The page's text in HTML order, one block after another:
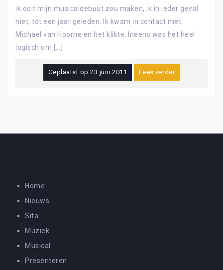
ik ooit mijn musicaldebuut zou maken, ik in ieder geval
niet, tot een jaar geleden. Ik kwam in contact met
Michael van Hoorne en het klikte. Ineens was het heel
logisch om […]
Geplaatst op23 juni 2011 Lees verder
Home
Nieuws
Sita
Muziek
Musical
Presenteren